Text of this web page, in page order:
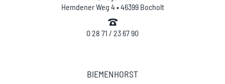
Hemdener Weg 4 • 46399 Bocholt
0 28 71 / 23 67 90
BIEMENHORST